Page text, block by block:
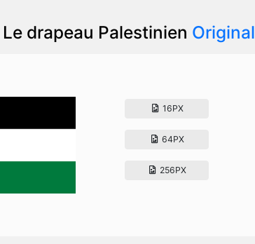
Le drapeau Palestinien Original
16PX
64PX
256PX